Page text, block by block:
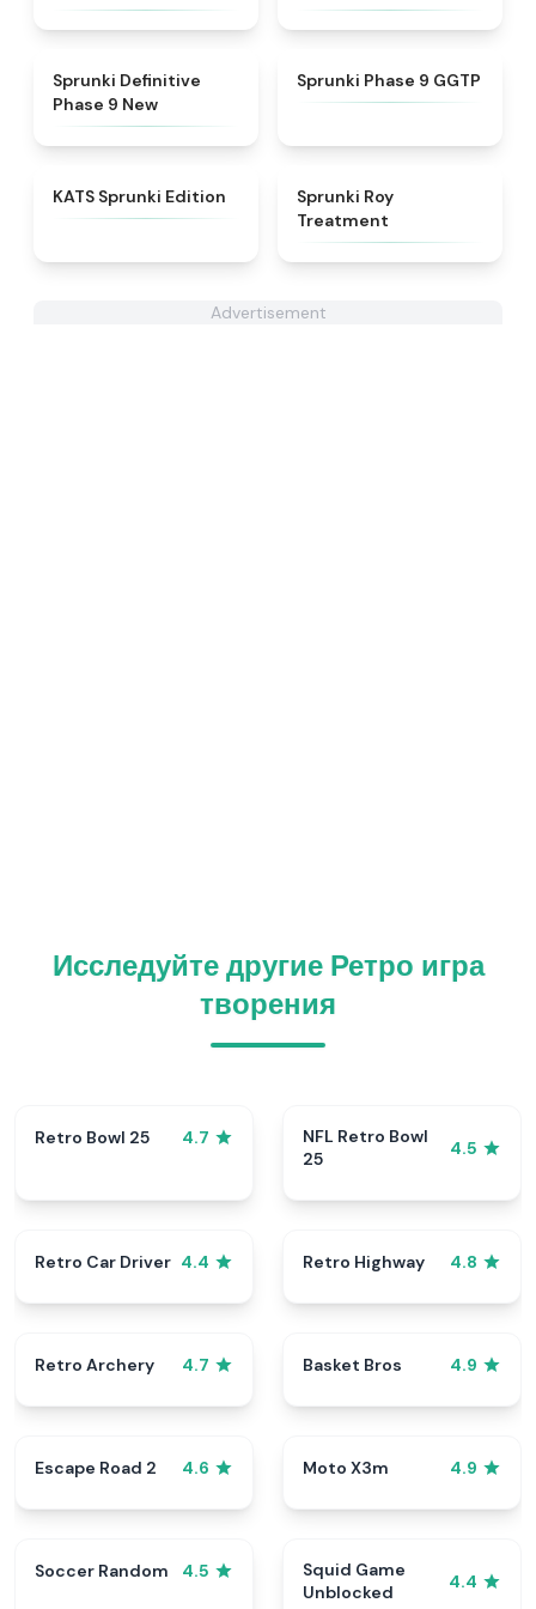
Sprunki Definitive
Phase 9 New
★4.7
Sprunki Phase 9 GGTP
★
KATS Sprunki Edition
Sprunki Roy
Treatment
Advertisement
Исследуйте другие Ретро игра
творения
Retro Bowl 25 4.7
NFL Retro Bowl
25
4.5
Retro Car Driver 4.4 Retro Highway 4.8
Retro Archery 4.7 Basket Bros 4.9
Escape Road 2 4.6 Moto X3m 4.9
Soccer Random 4.5
Squid Game
Unblocked
4.4